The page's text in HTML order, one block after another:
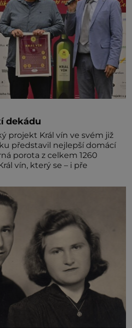
dekádu
projekt Král vín ve svém již
představil nejlepší domácí
porota z celkem 1260
od 157 vinařů. Král vín, který se – i pře